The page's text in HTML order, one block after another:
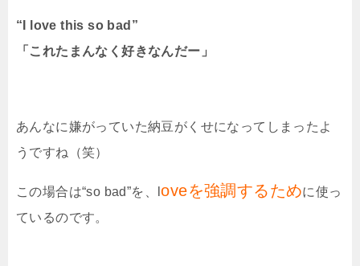
“ I love this so bad”
「これたまんなく好きなんだー」
あんなに嫌がっていた納豆がくせになってしまったよ
うですね（笑）
この場合は“so bad”を、 loveを強調するために使っ
ているのです。